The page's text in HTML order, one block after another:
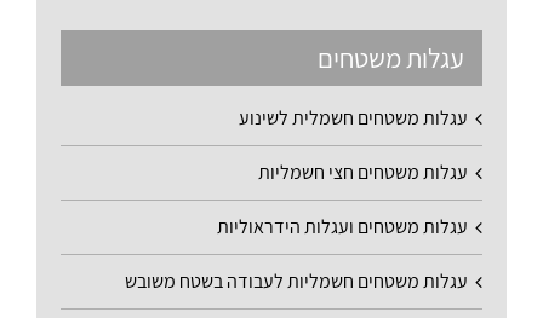
עגלות משטחים
עגלות משטחים חשמלית לשינוע
עגלות משטחים חצי חשמליות
עגלות משטחים ועגלות הידראוליות
עגלות משטחים חשמליות לעבודה בשטח משובש